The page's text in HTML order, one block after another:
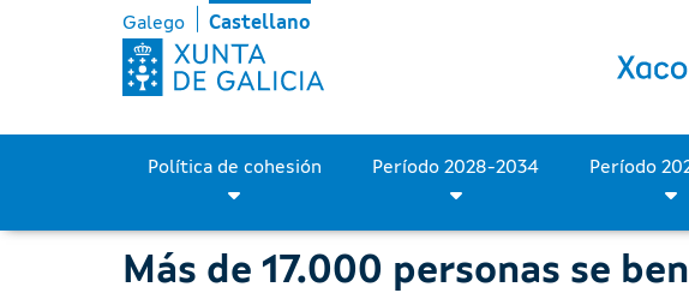
Más de 17.000 personas se
Saltar al contenido principal
Galego Castellano
Más de 17.000 personas se